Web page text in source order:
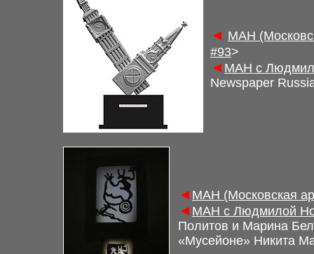
◄ МАН
#93>
◄ МАН с
Newspaper
◄ МАН (Московская
◄ МАН с Людмилой
Политов и Марина
«Мусейоне» Никита